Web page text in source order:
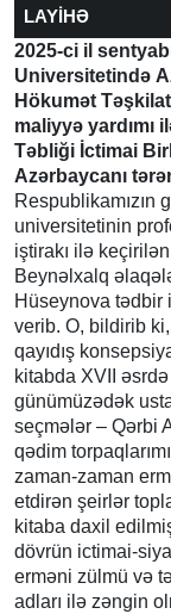
LAYİHƏ
2025-ci il
Universitetində
Hökumət
maliyyə yardımı
Təbliği İctimai
Azərbaycanı
Respublikamızın
universitetinin
iştirakı ilə
Beynəlxalq
Hüseynova tədbir
verib. O, bildirib
qayıdış
kitabda XVII
günümüzədək
seçmələr – Qərbi
qədim
zaman-zaman
etdirən şeirlər
kitaba daxil
dövrün ictimai-
erməni zülmü və
adları ilə zəngin